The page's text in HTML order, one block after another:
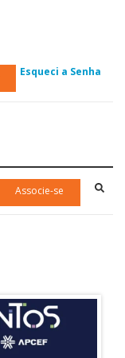
Esqueci a Senha
Associe-se